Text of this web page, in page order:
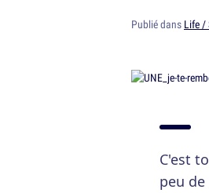
Publié dans Life /
C'est
peu